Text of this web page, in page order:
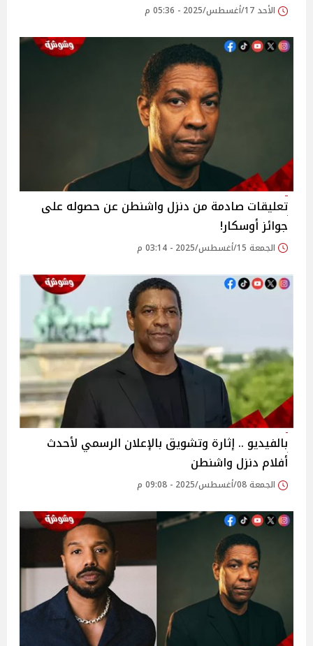
الأحد 17/أغسطس/2025 - 05:36 م
تعليقات صادمة من دنزل واشنطن عن حصوله على
جوائز أوسكار!
الجمعة 15/أغسطس/2025 - 03:14 م
بالفيديو .. إثارة وتشويق بالإعلان الرسمي لأحدث
أفلام دنزل واشنطن
الجمعة 08/أغسطس/2025 - 09:08 م